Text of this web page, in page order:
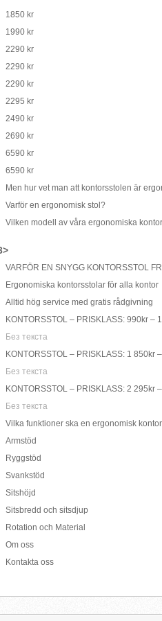
1850 kr
1990 kr
2290 kr
2290 kr
2290 kr
2295 kr
2490 kr
2690 kr
6590 kr
6590 kr
Men hur vet man att kontorsstolen är
Varför en ergonomisk stol?
Vilken modell av våra ergonomiska
VARFÖR EN SNYGG KONTORSSTOL
Ergonomiska kontorsstolar för alla kontor
Alltid hög service med gratis rådgivning
KONTORSSTOL – PRISKLASS: 990kr –
Без текста
KONTORSSTOL – PRISKLASS: 1 850kr
Без текста
KONTORSSTOL – PRISKLASS: 2 295kr
Без текста
Vilka funktioner ska en ergonomisk
Armstöd
Ryggstöd
Svankstöd
Sitshöjd
Sitsbredd och sitsdjup
Rotation och Material
Om oss
Kontakta oss